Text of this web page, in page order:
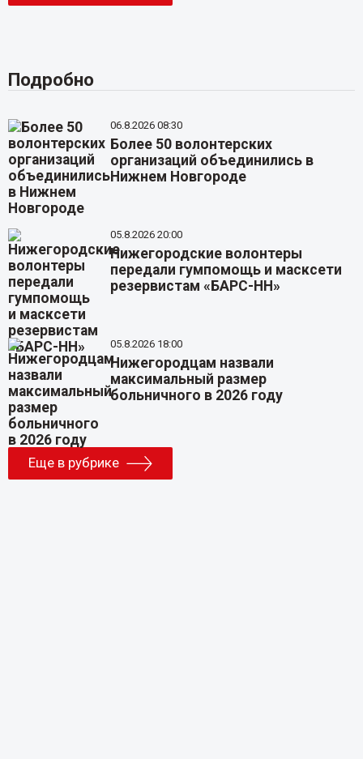
Подробно
06.8.2026 08:30
Более 50 волонтерских
организаций объединились в
Нижнем Новгороде
05.8.2026 20:00
Нижегородские волонтеры
передали гумпомощь и масксети
резервистам «БАРС-НН»
05.8.2026 18:00
Нижегородцам назвали
максимальный размер
больничного в 2026 году
Еще в рубрике